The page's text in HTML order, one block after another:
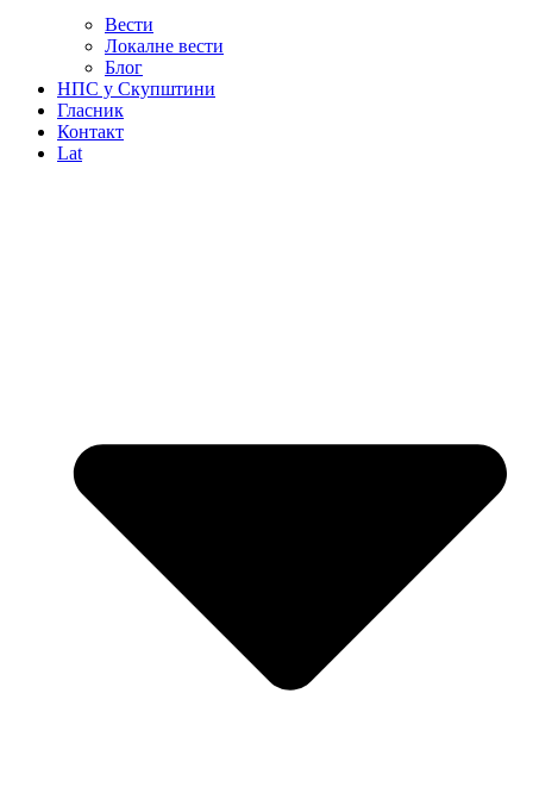
Вести
Локалне вести
Блог
НПС у Скупштини
Гласник
Контакт
Lat